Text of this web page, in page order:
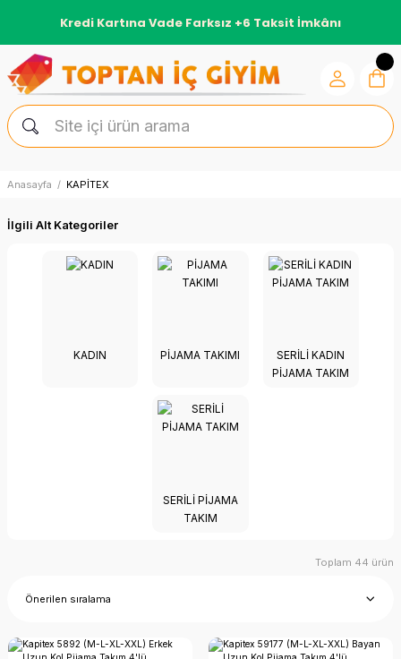
Kredi Kartına Vade Farksız +6 Taksit İmkânı
Anasayfa KAPİTEX
İlgili Alt Kategoriler
KADIN PIJAMA TAKIMI
SERILI KADIN
PIJAMA TAKIM
SERILI PIJAMA
TAKIM
Toplam 44 ürün